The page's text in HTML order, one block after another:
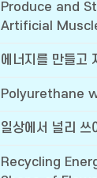
Produce and
Artificial
에너지를 만들고
Polyurethane
일상에서 널리 쓰
Recycling